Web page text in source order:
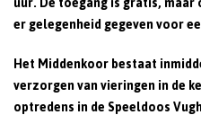
er gelegenheid gegeven voor
Het Middenkoor bestaat
verzorgen van vieringen in de
optredens in de Speeldoos